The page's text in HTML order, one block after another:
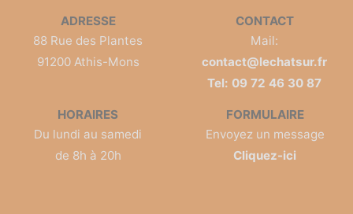
ADRESSE
88 Rue des Plantes
91200 Athis-Mons
CONTACT
Mail:
contact@lechatsur.fr
Tel: 09 72 46 30 87
HORAIRES
Du lundi au samedi
de 8h à 20h
FORMULAIRE
Envoyez un message
Cliquez-ici